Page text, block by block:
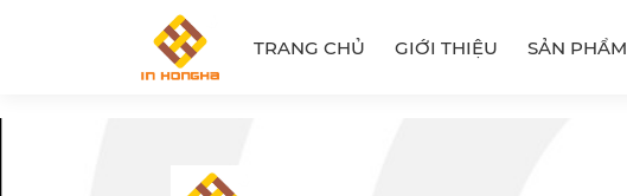
TRANG CHỦ GIỚI THIỆU SẢN PHẨM